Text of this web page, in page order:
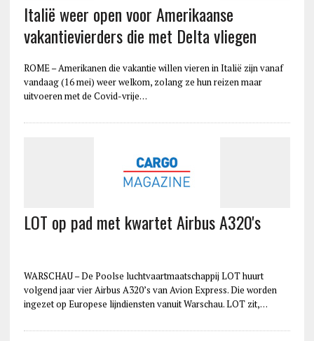
Italië weer open voor Amerikaanse
vakantievierders die met Delta vliegen
ROME – Amerikanen die vakantie willen vieren in Italië zijn vanaf
vandaag (16 mei) weer welkom, zolang ze hun reizen maar
uitvoeren met de Covid-vrije…
LOT op pad met kwartet Airbus A320's
WARSCHAU – De Poolse luchtvaartmaatschappij LOT huurt
volgend jaar vier Airbus A320’s van Avion Express. Die worden
ingezet op Europese lijndiensten vanuit Warschau. LOT zit,…